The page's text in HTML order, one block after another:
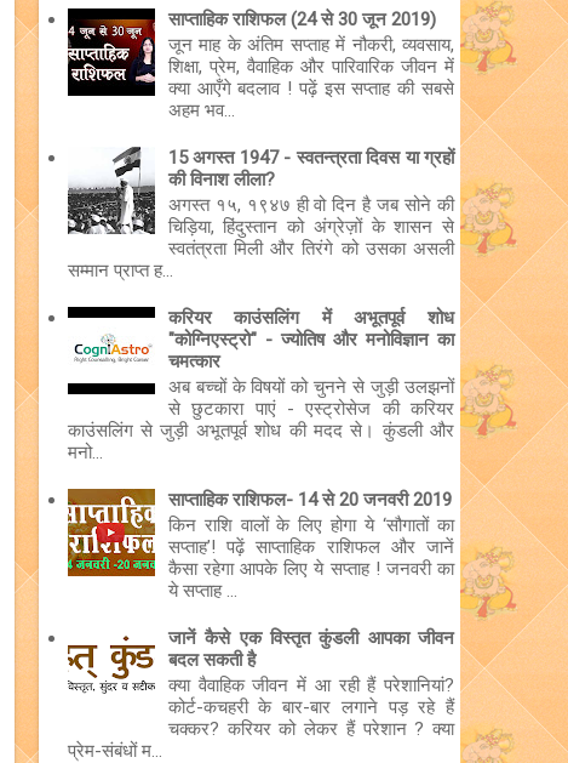
साप्ताहिक राशिफल (24 से 30 जून 2019)
जून माह के अंतिम सप्ताह में नौकरी, व्यवसाय,
शिक्षा, प्रेम, वैवाहिक और पारिवारिक जीवन में
क्या आएँगे बदलाव ! पढ़ें इस सप्ताह की सबसे
अहम भव...
15 अगस्त 1947 - स्वतन्त्रता दिवस या ग्रहों
की विनाश लीला?
अगस्त १५, १९४७ ही वो दिन है जब सोने की
चिड़िया, हिंदुस्तान को अंग्रेज़ों के शासन से
स्वतंत्रता मिली और तिरंगे को उसका असली
सम्मान प्राप्त ह...
करियर काउंसलिंग में अभूतपूर्व शोध
"कोग्निएस्ट्रो" - ज्योतिष और मनोविज्ञान का
चमत्कार
अब बच्चों के विषयों को चुनने से जुड़ी उलझनों
से छुटकारा पाएं - एस्ट्रोसेज की करियर
काउंसलिंग से जुड़ी अभूतपूर्व शोध की मदद से। कुंडली और
मनो...
साप्ताहिक राशिफल- 14 से 20 जनवरी 2019
किन राशि वालों के लिए होगा ये ‘सौगातों का
सप्ताह’! पढ़ें साप्ताहिक राशिफल और जानें
कैसा रहेगा आपके लिए ये सप्ताह ! जनवरी का
ये सप्ताह ...
जानें कैसे एक विस्तृत कुंडली आपका जीवन
बदल सकती है
क्या वैवाहिक जीवन में आ रही हैं परेशानियां?
कोर्ट-कचहरी के बार-बार लगाने पड़ रहे हैं
चक्कर? करियर को लेकर हैं परेशान ? क्या
प्रेम-संबंधों म...